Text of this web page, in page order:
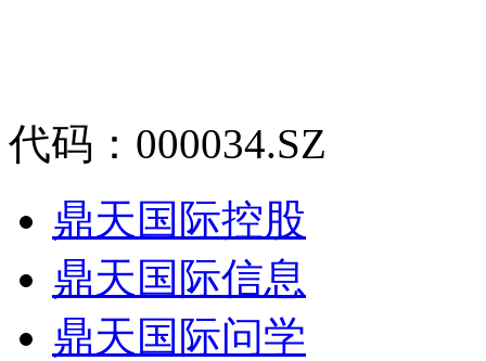
代码：000034.SZ
鼎天国际控股
鼎天国际信息
鼎天国际问学